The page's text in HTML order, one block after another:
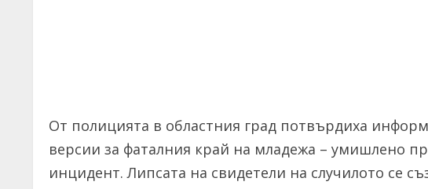
От полицията в областния град потвърдиха
версии за фаталния край на младежа – умишлено
инцидент. Липсата на свидетели на случилото се